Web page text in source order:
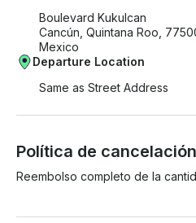
Boulevard Kukulcan
Cancún, Quintana Roo,
Mexico
Departure Location
Same as Street Address
Política de cancelación
Reembolso completo de la